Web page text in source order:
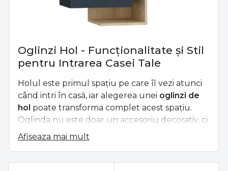
Oglinzi Hol - Funcționalitate și Stil
pentru Intrarea Casei Tale
Holul este primul spațiu pe care îl vezi atunci
când intri în casă, iar alegerea unei oglinzi de
hol poate transforma complet acest spațiu.
Oglinda nu este doar un accesoriu decorativ, ci
și un element practic, care îmbină
Afiseaza mai mult